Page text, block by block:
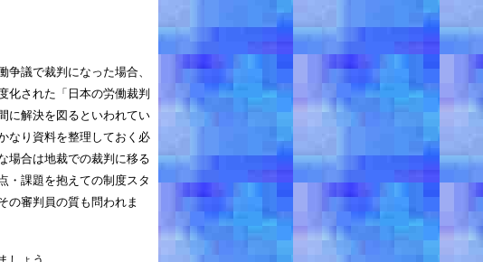
議で裁判になった場合、
化された「日本の労働裁判
に解決を図るといわれてい
なり資料を整理しておく必
場合は地裁での裁判に移る
・課題を抱えての制度スタ
の審判員の質も問われま